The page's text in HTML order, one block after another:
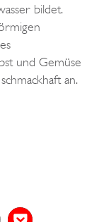
bildet.
und Gemüse
an.